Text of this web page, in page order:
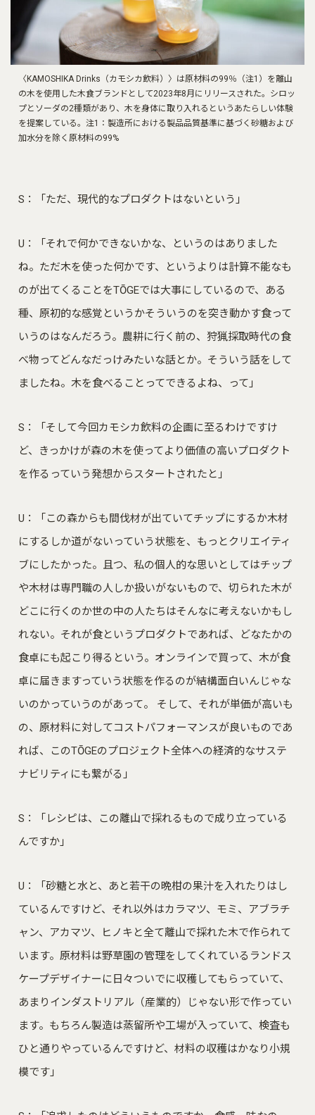
〈KAMOSHIKA Drinks（カモシカ飲料）〉は原材料の99％（注1）を離山
の木を使用した木食ブランドとして2023年8月にリリースされた。シロッ
プとソーダの2種類があり、木を身体に取り入れるというあたらしい体験
を提案している。注1：製造所における製品品質基準に基づく砂糖および
加水分を除く原材料の99%
S：「ただ、現代的なプロダクトはないという」
U：「それで何かできないかな、というのはありました
ね。ただ木を使った何かです、というよりは計算不能なも
のが出てくることをTŌGEでは大事にしているので、ある
種、原初的な感覚というかそういうのを突き動かす食って
いうのはなんだろう。農耕に行く前の、狩猟採取時代の食
べ物ってどんなだっけみたいな話とか。そういう話をして
ましたね。木を食べることってできるよね、って」
S：「そして今回カモシカ飲料の企画に至るわけですけ
ど、きっかけが森の木を使ってより価値の高いプロダクト
を作るっていう発想からスタートされたと」
U：「この森からも間伐材が出ていてチップにするか木材
にするしか道がないっていう状態を、もっとクリエイティ
ブにしたかった。且つ、私の個人的な思いとしてはチップ
や木材は専門職の人しか扱いがないもので、切られた木が
どこに行くのか世の中の人たちはそんなに考えないかもし
れない。それが食というプロダクトであれば、どなたかの
食卓にも起こり得るという。オンラインで買って、木が食
卓に届きますっていう状態を作るのが結構面白いんじゃな
いのかっていうのがあって。 そして、それが単価が高いも
の、原材料に対してコストパフォーマンスが良いものであ
れば、このTŌGEのプロジェクト全体への経済的なサステ
ナビリティにも繋がる」
S：「レシピは、この離山で採れるもので成り立っている
んですか」
U：「砂糖と水と、あと若干の晩柑の果汁を入れたりはし
ているんですけど、それ以外はカラマツ、モミ、アブラチ
ャン、アカマツ、ヒノキと全て離山で採れた木で作られて
います。原材料は野草園の管理をしてくれているランドス
ケープデザイナーに日々ついでに収穫してもらっていて、
あまりインダストリアル（産業的）じゃない形で作ってい
ます。もちろん製造は蒸留所や工場が入っていて、検査も
ひと通りやっているんですけど、材料の収穫はかなり小規
模です」